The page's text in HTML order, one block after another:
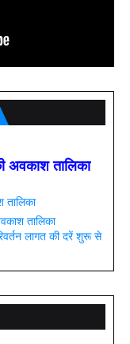
अवकाश तालिका
तालिका
तालिका
लागत की दरें शुरू से